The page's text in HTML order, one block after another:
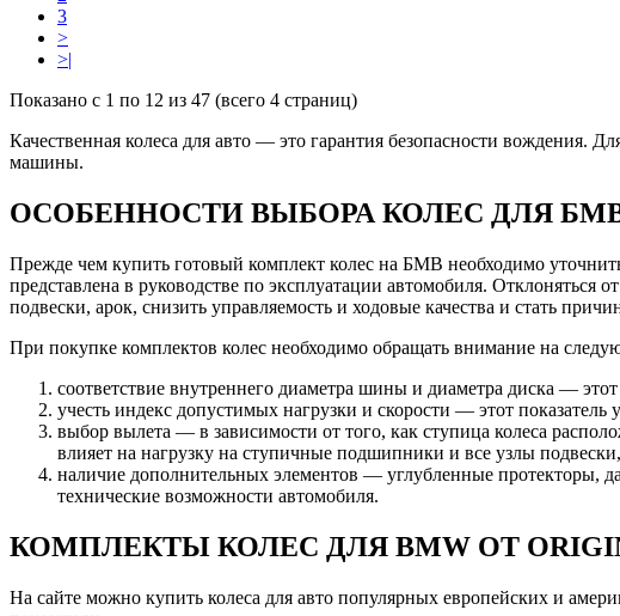
3
>
>|
Показано с 1 по 12 из 47 (всего 4 страниц)
Качественная колеса для авто — это гарантия безопасности вождения.
машины.
ОСОБЕННОСТИ ВЫБОРА КОЛЕС ДЛЯ
Прежде чем купить готовый комплект колес на БМВ необходимо
представлена в руководстве по эксплуатации автомобиля.
подвески, арок, снизить управляемость и ходовые качества и стать
При покупке комплектов колес необходимо обращать внимание на
соответствие внутреннего диаметра шины и диаметра диска —
учесть индекс допустимых нагрузки и скорости — этот
выбор вылета — в зависимости от того, как ступица колеса
влияет на нагрузку на ступичные подшипники и все узлы
наличие дополнительных элементов — углубленные протекторы,
технические возможности автомобиля.
КОМПЛЕКТЫ КОЛЕС ДЛЯ BMW ОТ
На сайте можно купить колеса для авто популярных европейских и